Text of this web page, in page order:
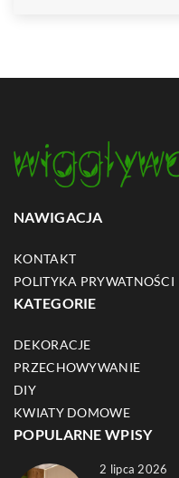
NAWIGACJA
KONTAKT
POLITYKA PRYWATNOŚCI
KATEGORIE
DEKORACJE
PRZECHOWYWANIE
DIY
KWIATY DOMOWE
POPULARNE WPISY
2 lipca 2026